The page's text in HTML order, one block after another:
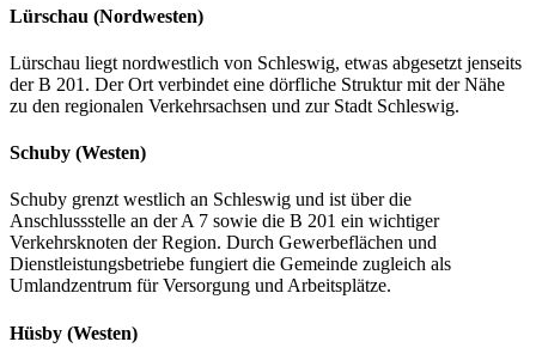
Lürschau (Nordwesten)
Lürschau liegt nordwestlich von Schleswig, etwas abgesetzt jenseits
der B 201. Der Ort verbindet eine dörfliche Struktur mit der Nähe
zu den regionalen Verkehrsachsen und zur Stadt Schleswig.
Schuby (Westen)
Schuby grenzt westlich an Schleswig und ist über die
Anschlussstelle an der A 7 sowie die B 201 ein wichtiger
Verkehrsknoten der Region. Durch Gewerbeflächen und
Dienstleistungsbetriebe fungiert die Gemeinde zugleich als
Umlandzentrum für Versorgung und Arbeitsplätze.
Hüsby (Westen)